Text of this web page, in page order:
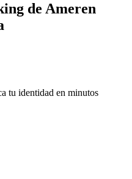
de Ameren
tu identidad en minutos